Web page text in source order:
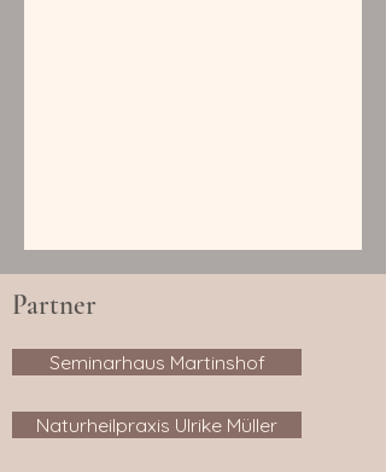
Partner
Seminarhaus Martinshof
Naturheilpraxis Ulrike Müller